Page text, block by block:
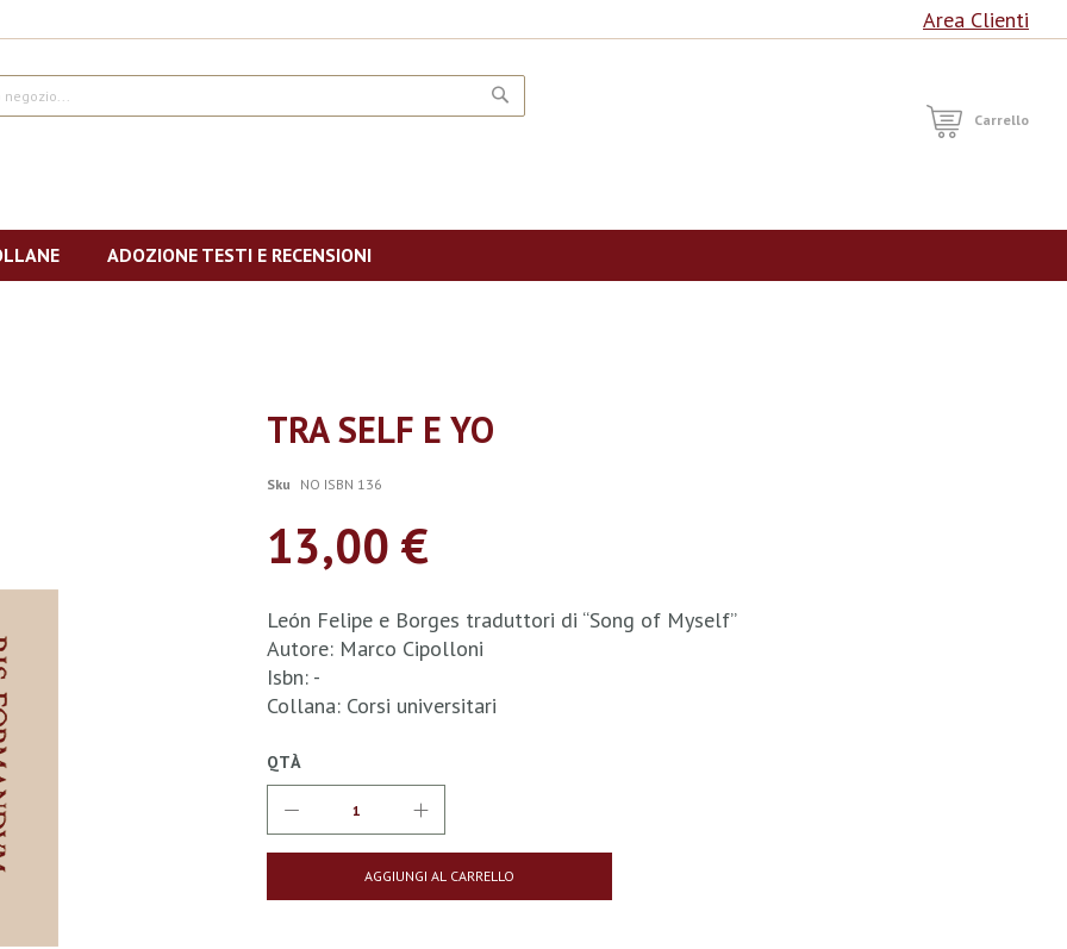
Area Clienti
Carrello
ADOZIONE TESTI E RECENSIONI
TRA SELF E YO
Sku NO ISBN 136
13,00 €
León Felipe e Borges traduttori di “Song of Myself”
Autore: Marco Cipolloni
Isbn: -
Collana: Corsi universitari
QTÀ
AGGIUNGI AL CARRELLO